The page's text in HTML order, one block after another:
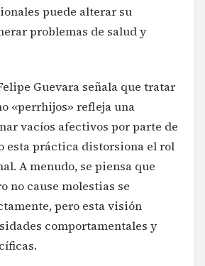
puede alterar su
problemas de salud y
Guevara señala que tratar
«perrhijos» refleja una
vacíos afectivos por parte de
esta práctica distorsiona el rol
A menudo, se piensa que
no cause molestias se
pero esta visión
comportamentales y